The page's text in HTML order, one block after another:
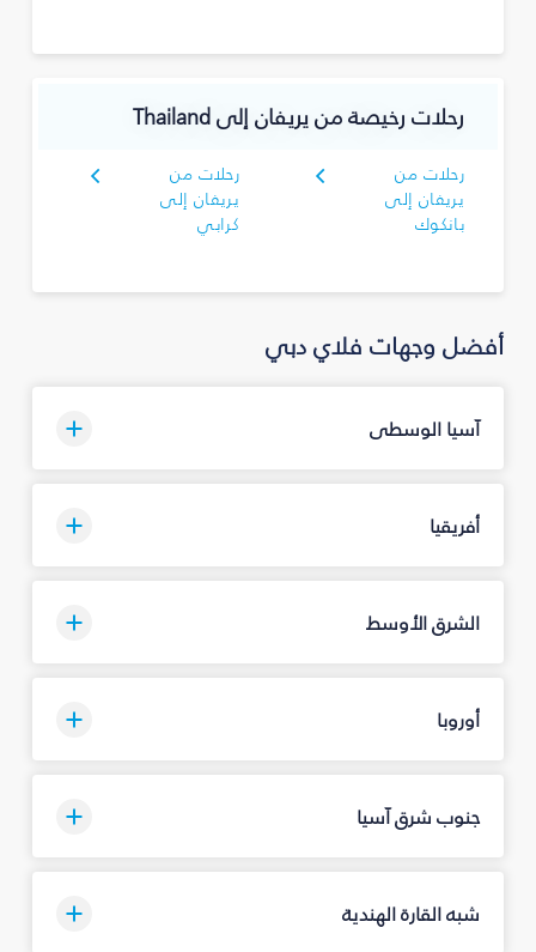
رحلات رخيصة من يريفان إلى Thailand
رحلات من
يريفان إلى
بانكوك
رحلات من
يريفان إلى
كرابي
أفضل وجهات فلاي دبي
آسيا الوسطى
أفريقيا
الشرق الأوسط
أوروبا
جنوب شرق آسيا
شبه القارة الهندية